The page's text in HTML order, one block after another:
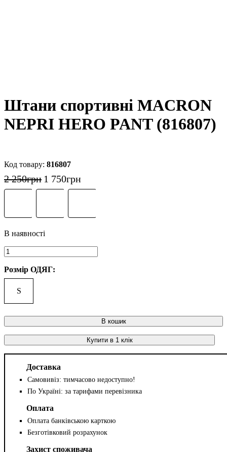
Штани спортивні MACRON
NEPRI HERO PANT (816807)
816807
2 250грн 1 750грн
Розмір ОДЯГ:
S
В кошик
Купити в 1 клік
Доставка
Самовивіз: тимчасово недоступно!
По Україні: за тарифами перевізника
Оплата
Оплата банківською карткою
Безготівковий розрахунок
Захист споживача